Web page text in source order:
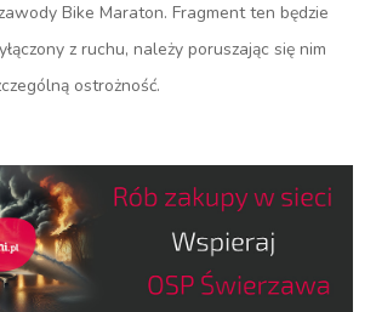
Bike Maraton. Fragment ten będzie
z ruchu, należy poruszając się nim
ostrożność.